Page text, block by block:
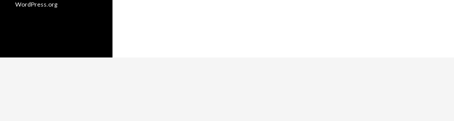
WordPress.org